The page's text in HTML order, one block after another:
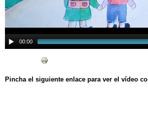
00:00
Pincha el siguiente enlace para ver el vídeo